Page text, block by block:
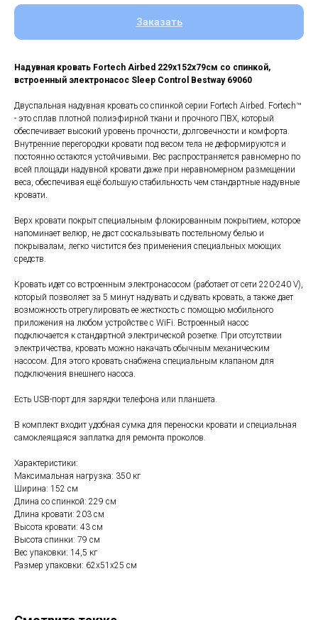
Заказать
Надувная кровать Fortech Airbed 229x152x79см со спинкой,
встроенный электронасос Sleep Control Bestway 69060
Двуспальная надувная кровать со спинкой серии Fortech Airbed. Fortech™
- это сплав плотной полиэфирной ткани и прочного ПВХ, который
обеспечивает высокий уровень прочности, долговечности и комфорта.
Внутренние перегородки кровати под весом тела не деформируются и
постоянно остаются устойчивыми. Вес распространяется равномерно по
всей площади надувной кровати даже при неравномерном размещении
веса, обеспечивая ещё большую стабильность чем стандартные надувные
кровати.
Верх кровати покрыт специальным флокированным покрытием, которое
напоминает велюр, не даст соскальзывать постельному белью и
покрывалам, легко чистится без применения специальных моющих
средств.
Кровать идет со встроенным электронасосом (работает от сети 220-240 V),
который позволяет за 5 минут надувать и сдувать кровать, а также дает
возможность отрегулировать ее жесткость с помощью мобильного
приложения на любом устройстве с WiFi. Встроенный насос
подключается к стандартной электрической розетке. При отсутствии
электричества, кровать можно накачать обычным механическим
насосом. Для этого кровать снабжена специальным клапаном для
подключения внешнего насоса.
Есть USB-порт для зарядки телефона или планшета.
В комплект входит удобная сумка для переноски кровати и специальная
самоклеящаяся заплатка для ремонта проколов.
Характеристики:
Максимальная нагрузка: 350 кг
Ширина: 152 см
Длина со спинкой: 229 см
Длина кровати: 203 см
Высота кровати: 43 см
Высота спинки: 79 см
Вес упаковки: 14,5 кг
Размер упаковки: 62х51х25 см